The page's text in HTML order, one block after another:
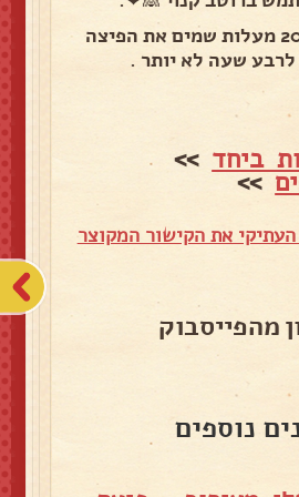
בתנור עם 200 מעלות שמים את הפיצה
ביחד >>
>>
את הקישור המקוצר
מהפייסבוק
נוספים